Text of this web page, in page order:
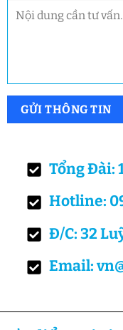
Tổng Đài:
Hotline:
Đ/C: 32
Email: